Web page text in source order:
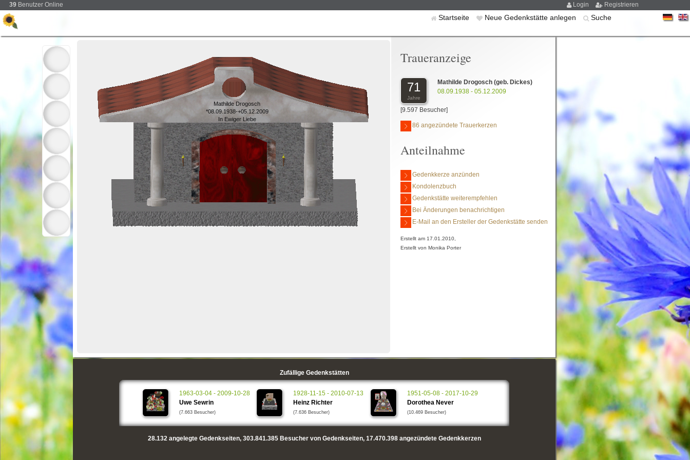
39 Benutzer Online Login Registrieren
Startseite Neue Gedenkstätte anlegen Suche
Mathilde Drogosch
*08.09.1938-+05.12.2009
In Ewiger Liebe
Traueranzeige
71
Jahre
Mathilde Drogosch (geb. Dickes)
08.09.1938 - 05.12.2009
[9.597 Besucher]
86 angezündete Trauerkerzen
Anteilnahme
Gedenkkerze anzünden
Kondolenzbuch
Gedenkstätte weiterempfehlen
Bei Änderungen benachrichtigen
E-Mail an den Ersteller der Gedenkstätte senden
Erstellt am 17.01.2010,
Erstellt von Monika Porter
Zufällige Gedenkstätten
1963-03-04 - 2009-10-28
Uwe Sewrin
(7.663 Besucher)
1928-11-15 - 2010-07-13
Heinz Richter
(7.636 Besucher)
1951-05-08 - 2017-10-29
Dorothea Never
(10.469 Besucher)
28.132angelegte Gedenkseiten, 303.841.385Besucher von Gedenkseiten, 17.470.398angezündete Gedenkkerzen